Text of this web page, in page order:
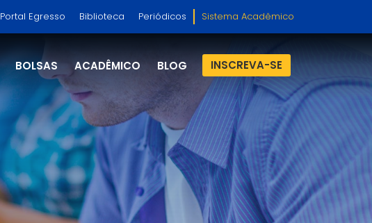
Portal Egresso Biblioteca Periódicos Sistema Acadêmico
BOLSAS ACADÊMICO BLOG INSCREVA-SE